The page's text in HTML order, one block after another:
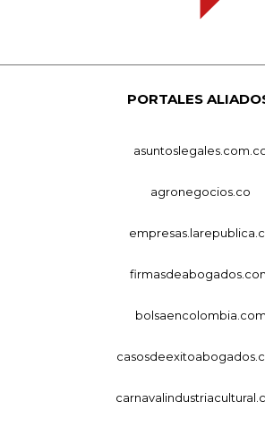
PORTALES
agronegocios.co
bolsaencolombia.com